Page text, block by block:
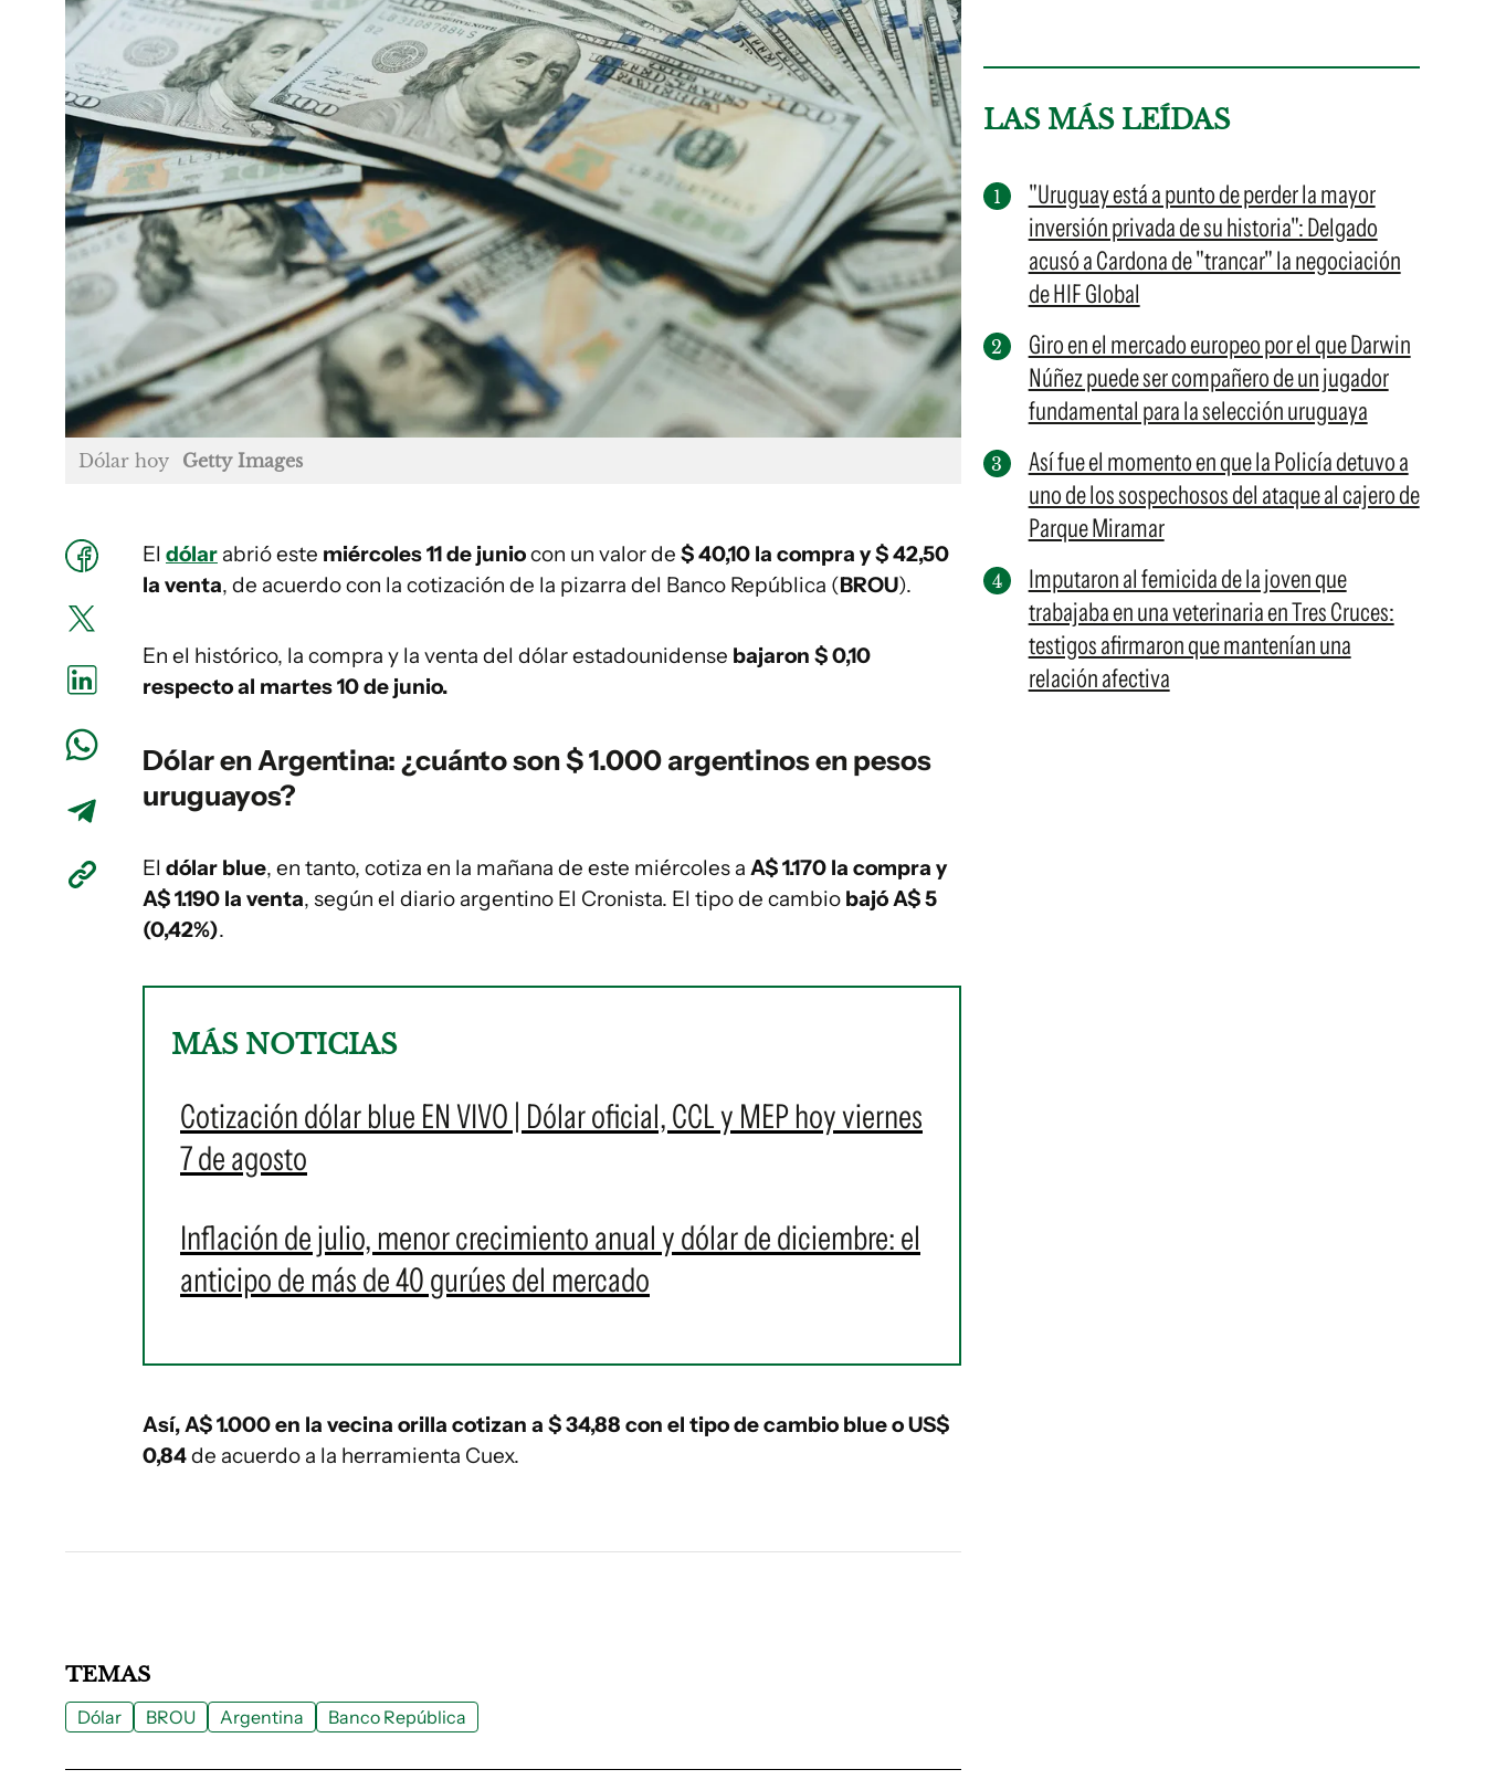
Dólar hoy Getty Images
El dólar abrió este miércoles 11 de juniocon un valor de $ 40,10 la compra y $ 42,50
la venta, de acuerdo con la cotización de la pizarra del Banco República (BROU).
En el histórico, la compra y la venta del dólar estadounidense bajaron $ 0,10
respecto al martes 10 de junio.
Dólar en Argentina: ¿cuánto son $ 1.000 argentinos en pesos
uruguayos?
El dólar blue, en tanto, cotiza en la mañana de este miércoles a A$ 1.170 la compra y
A$ 1.190 la venta, según el diario argentino El Cronista. El tipo de cambio bajó A$ 5
(0,42%).
MÁS NOTICIAS
Cotización dólar blue EN VIVO | Dólar oficial, CCL y MEP hoy viernes
7 de agosto
Inflación de julio, menor crecimiento anual y dólar de diciembre: el
anticipo de más de 40 gurúes del mercado
Así, A$ 1.000 en la vecina orilla cotizan a $ 34,88 con el tipo de cambio blue o US$
0,84de acuerdo a la herramienta Cuex.
LAS MÁS LEÍDAS
"Uruguay está a punto de perder la mayor
inversión privada de su historia": Delgado
acusó a Cardona de "trancar" la negociación
de HIF Global
Giro en el mercado europeo por el que Darwin
Núñez puede ser compañero de un jugador
fundamental para la selección uruguaya
Así fue el momento en que la Policía detuvo a
uno de los sospechosos del ataque al cajero de
Parque Miramar
Imputaron al femicida de la joven que
trabajaba en una veterinaria en Tres Cruces:
testigos afirmaron que mantenían una
relación afectiva
TEMAS
Dólar BROU Argentina Banco República